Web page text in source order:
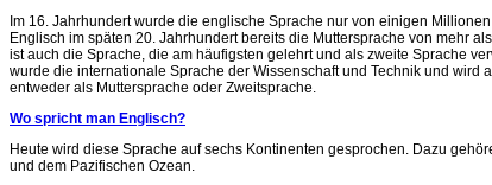
Im 16. Jahrhundert wurde die englische Sprache nur von einigen
Englisch im späten 20. Jahrhundert bereits die Muttersprache von mehr als
ist auch die Sprache, die am häufigsten gelehrt und als zweite Sprache
wurde die internationale Sprache der Wissenschaft und Technik und
entweder als Muttersprache oder Zweitsprache.
Wo spricht man Englisch?
Heute wird diese Sprache auf sechs Kontinenten gesprochen. Dazu
und dem Pazifischen Ozean.